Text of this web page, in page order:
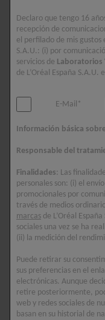
DURANTE
Durante las
protección solar
los más pequeños. La
una exposición
desarrolladas, por lo
de su cuerpo. Es más,
Con el 87 % de los
día en el exterior
fundamental
rayos UV durante
[1] Tubiana M. et
de la Commission III
[2] Etude Vichy
Sofres 2007 sur 48
Declaro que tengo 16
recepción de
el perfilado de mis gustos
S.A.U.: (i) por
servicios de Laboratorios
de L’Oréal España S.A.U.
E-Mail*
Información básica
Responsable del
Finalidades: Las
personales son: (i) el
promocionales por
través de medios
marcas de L’Oréal
sociales una vez se ha
(ii) la medición del
Puede retirar su
sus preferencias en el
electrónicas. Aunque
retire posteriormente,
web y redes sociales de
basan en su historial de